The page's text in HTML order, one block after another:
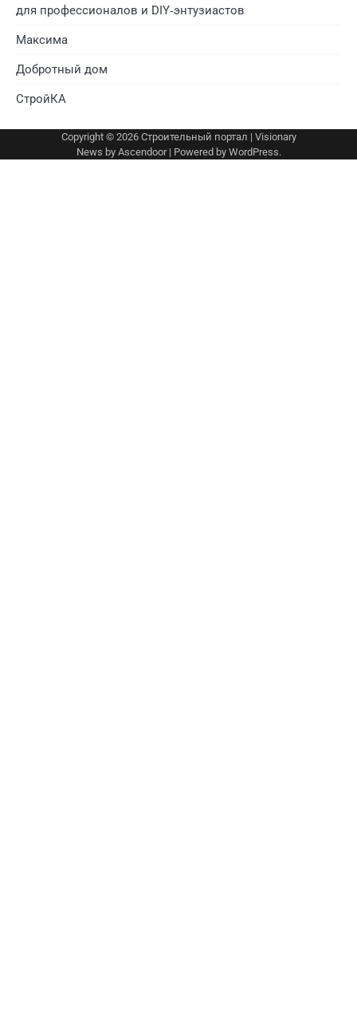
для профессионалов и DIY‑энтузиастов
Максима
Добротный дом
СтройКА
Copyright © 2026 Строительный портал | Visionary
News by Ascendoor| Powered by WordPress.